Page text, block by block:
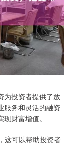
为投资者提供了放
服务和灵活的融资
财富增值。
这可以帮助投资者